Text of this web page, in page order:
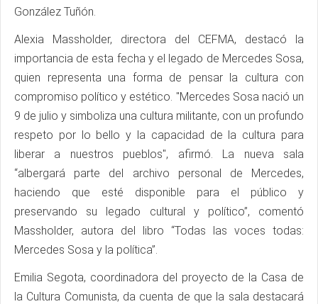
González Tuñón.
Alexia Massholder, directora del CEFMA, destacó la
importancia de esta fecha y el legado de Mercedes Sosa,
quien representa una forma de pensar la cultura con
compromiso político y estético. "Mercedes Sosa nació un
9 de julio y simboliza una cultura militante, con un profundo
respeto por lo bello y la capacidad de la cultura para
liberar a nuestros pueblos", afirmó. La nueva sala
“albergará parte del archivo personal de Mercedes,
haciendo que esté disponible para el público y
preservando su legado cultural y político”, comentó
Massholder, autora del libro “Todas las voces todas:
Mercedes Sosa y la política”.
Emilia Segota, coordinadora del proyecto de la Casa de
la Cultura Comunista, da cuenta de que la sala destacará